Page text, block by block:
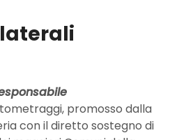
promosso dalla
con il diretto sostegno di